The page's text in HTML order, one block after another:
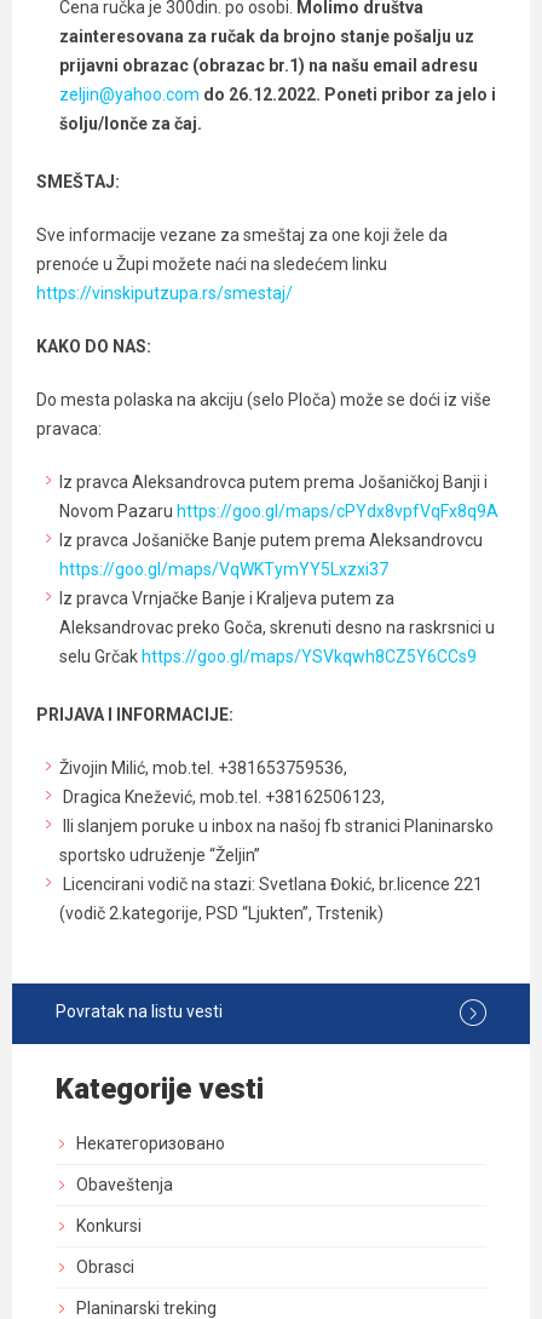
Cena ručka je 300din. po osobi.
Molimo društva
zainteresovana za ručak da brojno stanje pošalju uz
prijavni obrazac (obrazac br.1) na našu email adresu
zeljin@yahoo.com do 26.12.2022. Poneti pribor za jelo i
šolju/lonče za čaj.
SMEŠTAJ:
Sve informacije vezane za smeštaj za one koji žele da
prenoće u Župi možete naći na sledećem linku
https://vinskiputzupa.rs/smestaj/
KAKO DO NAS:
Do mesta polaska na akciju (selo Ploča) može se doći iz više
pravaca:
Iz pravca Aleksandrovca putem prema Jošaničkoj Banji i
Novom Pazaru https://goo.gl/maps/cPYdx8vpfVqFx8q9A
Iz pravca Jošaničke Banje putem prema Aleksandrovcu
https://goo.gl/maps/VqWKTymYY5Lxzxi37
Iz pravca Vrnjačke Banje i Kraljeva putem za
Aleksandrovac preko Goča, skrenuti desno na raskrsnici u
selu Grčak https://goo.gl/maps/YSVkqwh8CZ5Y6CCs9
PRIJAVA I INFORMACIJE:
Živojin Milić, mob.tel. +381653759536,
Dragica Knežević, mob.tel. +38162506123,
Ili slanjem poruke u inbox na našoj fb stranici Planinarsko
sportsko udruženje “Željin”
Licencirani vodič na stazi: Svetlana Đokić, br.licence 221
(vodič 2.kategorije, PSD “Ljukten”, Trstenik)
Povratak na listu vesti
Kategorije vesti
Некатегоризовано
Obaveštenja
Konkursi
Obrasci
Planinarski treking